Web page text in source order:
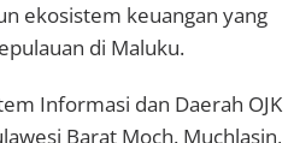
ekosistem keuangan yang
di Maluku.
Informasi dan Daerah OJK
Barat Moch. Muchlasin,